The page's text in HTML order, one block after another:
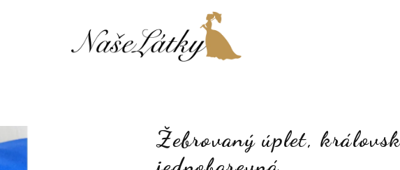
Žebrovaný úplet,